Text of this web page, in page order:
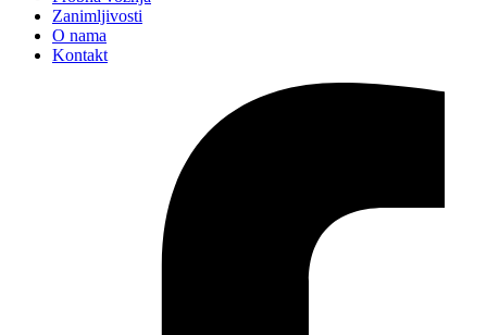
Zanimljivosti
O nama
Kontakt